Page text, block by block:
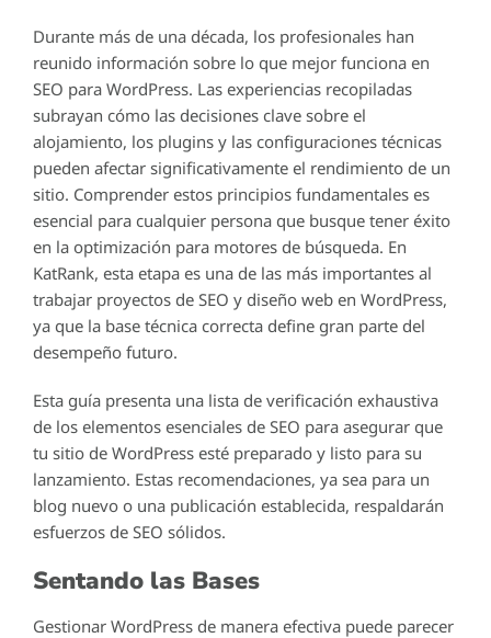
Durante más de una década, los profesionales han
reunido información sobre lo que mejor funciona en
SEO para WordPress. Las experiencias recopiladas
subrayan cómo las decisiones clave sobre el
alojamiento, los plugins y las configuraciones técnicas
pueden afectar significativamente el rendimiento de un
sitio. Comprender estos principios fundamentales es
esencial para cualquier persona que busque tener éxito
en la optimización para motores de búsqueda. En
KatRank, esta etapa es una de las más importantes al
trabajar proyectos de SEO y diseño web en WordPress,
ya que la base técnica correcta define gran parte del
desempeño futuro.
Esta guía presenta una lista de verificación exhaustiva
de los elementos esenciales de SEO para asegurar que
tu sitio de WordPress esté preparado y listo para su
lanzamiento. Estas recomendaciones, ya sea para un
blog nuevo o una publicación establecida, respaldarán
esfuerzos de SEO sólidos.
Sentando las Bases
Gestionar WordPress de manera efectiva puede parecer